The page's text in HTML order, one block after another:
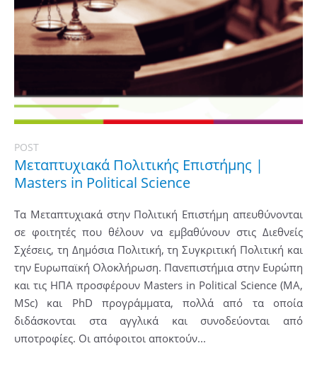
POST
Μεταπτυχιακά Πολιτικής Επιστήμης |
Masters in Political Science
Τα Μεταπτυχιακά στην Πολιτική Επιστήμη απευθύνονται
σε φοιτητές που θέλουν να εμβαθύνουν στις Διεθνείς
Σχέσεις, τη Δημόσια Πολιτική, τη Συγκριτική Πολιτική και
την Ευρωπαϊκή Ολοκλήρωση. Πανεπιστήμια στην Ευρώπη
και τις ΗΠΑ προσφέρουν Masters in Political Science (MA,
MSc) και PhD προγράμματα, πολλά από τα οποία
διδάσκονται στα αγγλικά και συνοδεύονται από
υποτροφίες. Οι απόφοιτοι αποκτούν...